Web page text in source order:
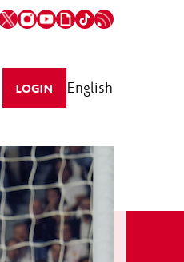
LOGIN English